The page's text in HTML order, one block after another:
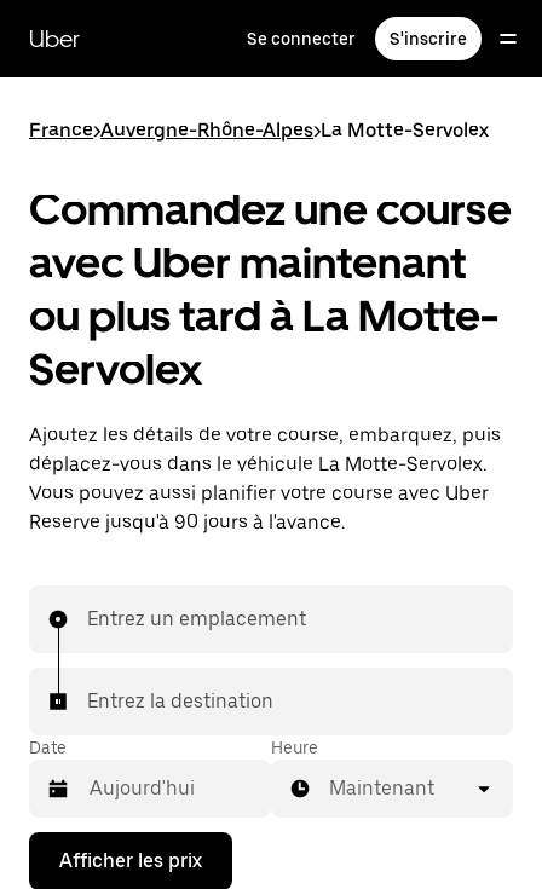
contenu
principal
Uber Se connecter S'inscrire
France>Auvergne-Rhône-Alpes>La Motte-Servolex
Commandez une course
avec Uber maintenant
ou plus tard à La Motte-
Servolex
Ajoutez les détails de votre course, embarquez, puis
déplacez-vous dans le véhicule La Motte-Servolex.
Vous pouvez aussi planifier votre course avec Uber
Reserve jusqu'à 90 jours à l'avance.
Entrez un emplacement
Entrez la destination
Date
Appuyez
Heure
Maintenant
Afficher les prix